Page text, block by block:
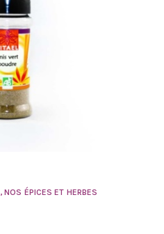
,NOS ÉPICES ET HERBES